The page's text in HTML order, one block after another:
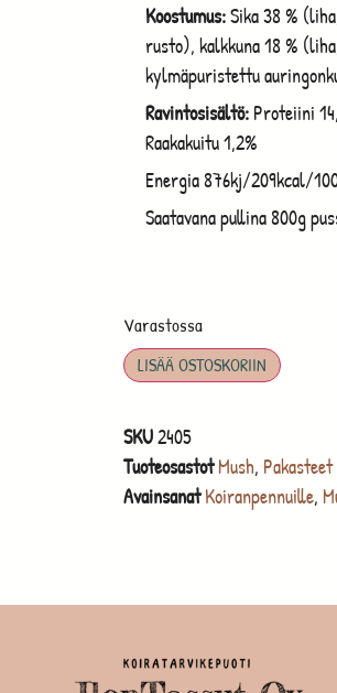
Koostumus:Sika 38 %
rusto), kalkkuna 18 %
kylmäpuristettu
Ravintosisältö: Proteiini
Raakakuitu 1,2%
Energia 876kj/209kcal/
Saatavana pullina 800g
Varastossa
LISÄÄ OSTOSKORIIN
SKU2405
Tuoteosastot Mush, Pakasteet
Avainsanat Koiranpennuille,